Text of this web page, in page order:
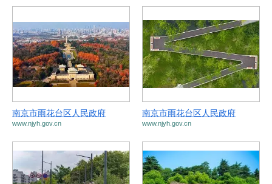
南京市雨花台区人民政府
www.njyh.gov.cn
南京市雨花台区人民政府
www.njyh.gov.cn